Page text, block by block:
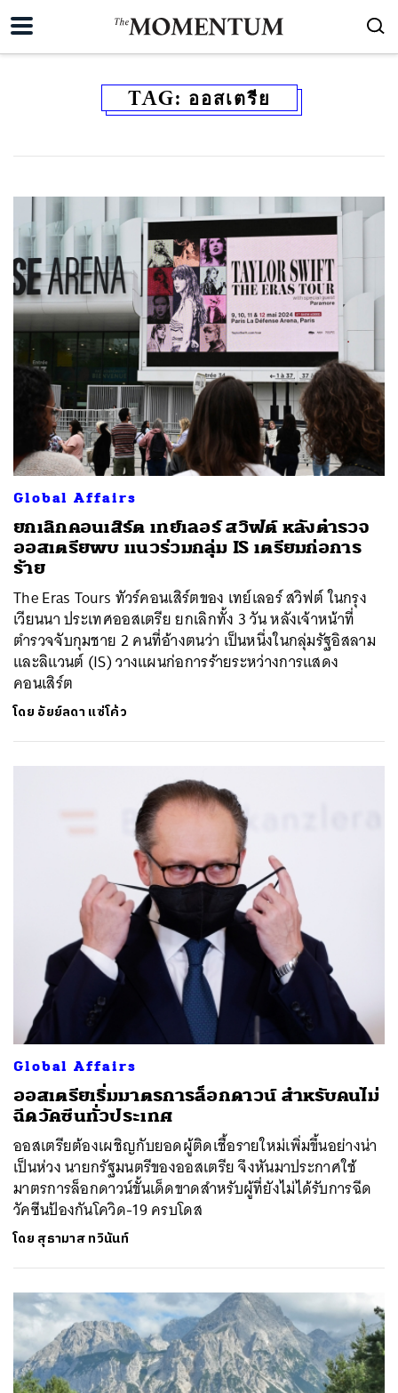
TAG: ออสเตรีย
Global Affairs
ยกเลิกคอนเสิร์ต เทย์เลอร์ สวิฟต์ หลังตำรวจ
ออสเตรียพบ แนวร่วมกลุ่ม IS เตรียมก่อการ
ร้าย
The Eras Tours ทัวร์คอนเสิร์ตของ เทย์เลอร์ สวิฟต์ ในกรุง
เวียนนา ประเทศออสเตรีย ยกเลิกทั้ง 3 วัน หลังเจ้าหน้าที่
ตำรวจจับกุมชาย 2 คนที่อ้างตนว่า เป็นหนึ่งในกลุ่มรัฐอิสลาม
และลิแวนต์ (IS) วางแผนก่อการร้ายระหว่างการแสดง
คอนเสิร์ต
โดย อัยย์ลดา แซ่โค้ว
Global Affairs
ออสเตรียเริ่มมาตรการล็อกดาวน์ สำหรับคนไม่
ฉีดวัคซีนทั่วประเทศ
ออสเตรียต้องเผชิญกับยอดผู้ติดเชื้อรายใหม่เพิ่มขึ้นอย่างน่า
เป็นห่วง นายกรัฐมนตรีของออสเตรีย จึงหันมาประกาศใช้
มาตรการล็อกดาวน์ขั้นเด็ดขาดสำหรับผู้ที่ยังไม่ได้รับการฉีด
วัคซีนป้องกันโควิด-19 ครบโดส
โดย สุธามาส ทวินันท์